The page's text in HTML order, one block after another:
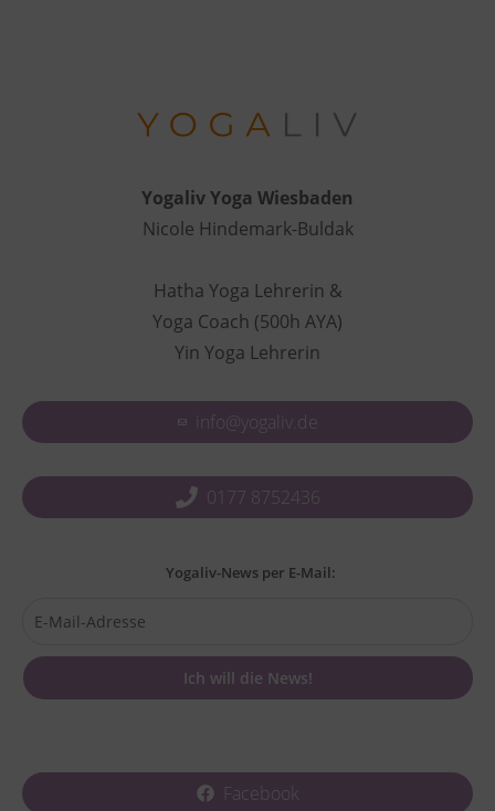
Yogaliv Yoga Wiesbaden
Nicole Hindemark-Buldak
Hatha Yoga Lehrerin &
Yoga Coach (500h AYA)
Yin Yoga Lehrerin
info@yogaliv.de
0177 8752436
Yogaliv-News per E-Mail:
Facebook